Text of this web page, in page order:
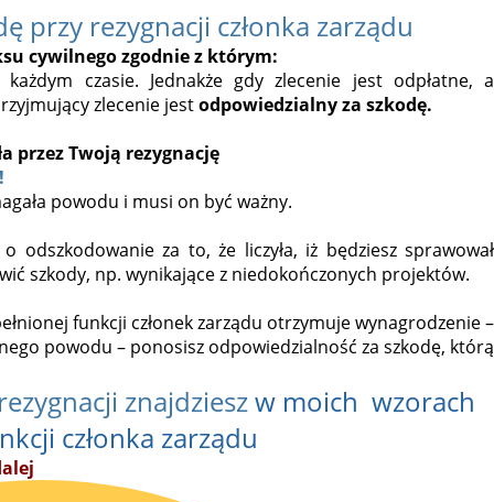
przy rezygnacji członka zarządu
cywilnego zgodnie z którym:
czasie. Jednakże gdy zlecenie jest odpłatne, a
zlecenie jestodpowiedzialny za szkodę.
przez Twoją rezygnację
powodu i musi on być ważny.
odszkodowanie za to, że liczyła, iż będziesz sprawował
szkody, np. wynikające z niedokończonych projektów.
funkcji członek zarządu otrzymuje wynagrodzenie –
powodu – ponosisz odpowiedzialność za szkodę, którą
znajdzieszw moich wzorach
członka zarządu